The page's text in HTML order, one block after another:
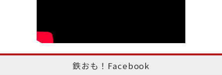
鉄おも！Facebook